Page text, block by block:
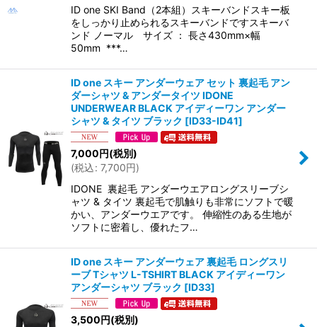
ID one SKI Band（2本組）スキーバンドスキー板
をしっかり止められるスキーバンドですスキーバ
ンド ノーマル サイズ ： 長さ430mm×幅
50mm ***…
ID one スキー アンダーウェア セット 裏起毛 アン
ダーシャツ & アンダータイツ IDONE
UNDERWEAR BLACK アイディーワン アンダー
シャツ & タイツ ブラック [ID33-ID41]
7,000円(税別)
(税込: 7,700円)
IDONE 裏起毛 アンダーウエアロングスリーブシ
ャツ & タイツ 裏起毛で肌触りも非常にソフトで暖
かい、アンダーウエアです。 伸縮性のある生地が
ソフトに密着し、優れたフ…
ID one スキー アンダーウェア 裏起毛 ロングスリ
ーブ Tシャツ L-TSHIRT BLACK アイディーワン
アンダーシャツ ブラック [ID33]
3,500円(税別)